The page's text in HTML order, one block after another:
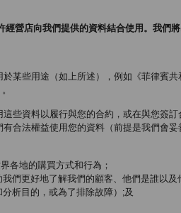
營店向我們提供的資料結合使用。我們
某些用途（如上所述），例如《菲律賓
些資料以履行與您的合約，或在與您簽
合法權益使用您的資料（前提是我們會
各地的購買方式和行為；
們更好地了解我們的顧客、他們是誰以及
析目的，或為了排除故障）;及